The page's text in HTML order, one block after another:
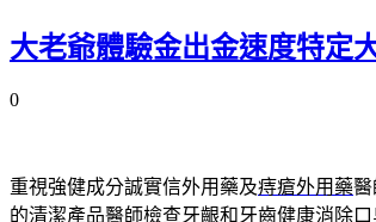
大老爺體驗金出金速度特定
0
重視強健成分誠實信外用藥及痔瘡外用藥醫
的清潔產品醫師檢查牙齦和牙齒健康消除